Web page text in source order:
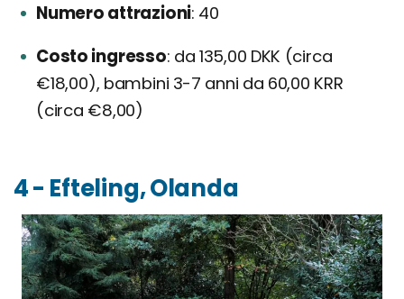
Numero attrazioni 40
Costo ingresso da 135,00 DKK (circa
€18,00), bambini 3-7 anni da 60,00 KRR
(circa €8,00)
4 - Efteling, Olanda